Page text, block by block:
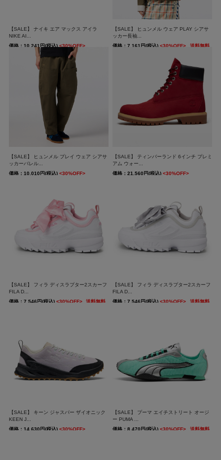
【SALE】 ナイキ エア マックス アイラ
NIKE AI...
価格：10,241円(税込) <30%OFF>
【SALE】 ヒュンメル ウェア PLAY シアサ
ッカー長袖...
価格：7,161円(税込)<30%OFF> 送料無料
【SALE】 ヒュンメル プレイ ウェア シアサ
ッカーバレル...
価格：10,010円(税込) <30%OFF>
【SALE】 ティンバーランド 6インチ プレミ
アム ウォー...
価格：21,560円(税込)<30%OFF>
【SALE】 フィラ ディスラプター2スカーフ
FILA D...
価格：7,546円(税込) <30%OFF> 送料無料
【SALE】 フィラ ディスラプター2スカーフ
FILA D...
価格：7,546円(税込)<30%OFF> 送料無料
【SALE】 キーン ジャスパー ザイオニック
KEEN J...
価格：14,630円(税込) <30%OFF>
【SALE】 プーマ エイチストリート オージ
ー PUMA ...
価格：8,470円(税込)<30%OFF> 送料無料